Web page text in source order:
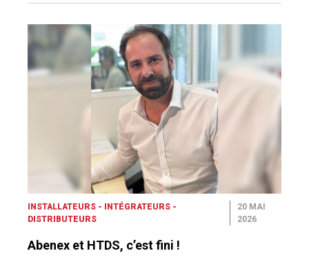
INSTALLATEURS - INTÉGRATEURS -
DISTRIBUTEURS
20 MAI
2026
Abenex et HTDS, c’est fini !